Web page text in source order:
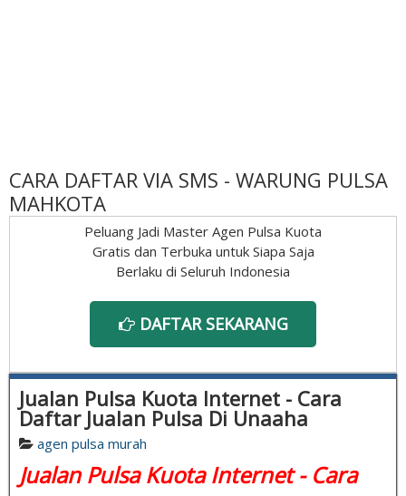
CARA DAFTAR VIA SMS - WARUNG PULSA
MAHKOTA
Peluang Jadi Master Agen Pulsa Kuota
Gratis dan Terbuka untuk Siapa Saja
Berlaku di Seluruh Indonesia
DAFTAR SEKARANG
Jualan Pulsa Kuota Internet - Cara
Daftar Jualan Pulsa Di Unaaha
agen pulsa murah
Jualan Pulsa Kuota Internet - Cara